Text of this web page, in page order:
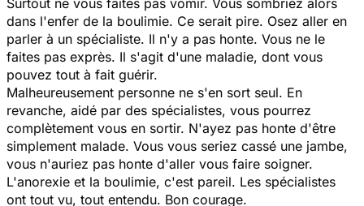
dans l'enfer de la boulimie. Ce serait pire. Osez aller en
parler à un spécialiste. Il n'y a pas honte. Vous ne le
faites pas exprès. Il s'agit d'une maladie, dont vous
pouvez tout à fait guérir.
Malheureusement personne ne s'en sort seul. En
revanche, aidé par des spécialistes, vous pourrez
complètement vous en sortir. N'ayez pas honte d'être
simplement malade. Vous vous seriez cassé une jambe,
vous n'auriez pas honte d'aller vous faire soigner.
L'anorexie et la boulimie, c'est pareil. Les spécialistes
ont tout vu, tout entendu. Bon courage.